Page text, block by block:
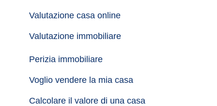
Valutazione casa online
Valutazione immobiliare
Perizia immobiliare
Voglio vendere la mia casa
Calcolare il valore di una casa